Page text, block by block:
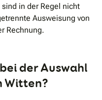
in der Regel nicht
Ausweisung von
Rechnung.
der Auswahl
Witten?